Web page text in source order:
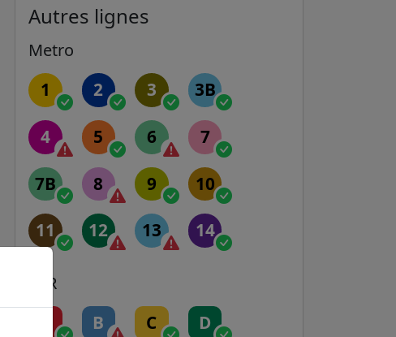
Autres lignes
Metro
1 2 3 3B
4 5 6 7
7B 8 9 10
11 12 13 14
RER
B C D